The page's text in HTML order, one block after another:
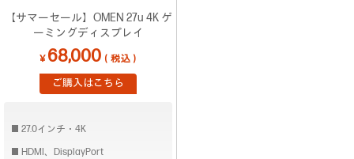
【サマーセール】OMEN 27u 4K ゲ
ーミングディスプレイ
￥ 68,000（税込）
ご購入はこちら
27.0インチ・4K
HDMI、DisplayPort